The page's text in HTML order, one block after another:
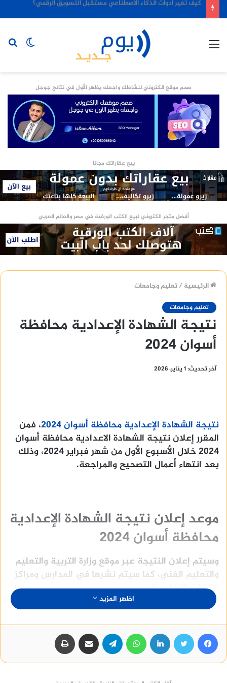
كيف تغير أدوات الذكاء الاصطناعي مستقبل التسويق الرقمي؟
الوضع
صمم موقع الكتروني لنشاطك واجعله يظهر الأول في نتائج جوجل
بيع عقاراتك مجانا
أفضل متجر الكتروني لبيع الكتب الورقية في مصر والعالم العربي
الرئيسية /تعليم وجامعات
تعليم وجامعات
نتيجة الشهادة الإعدادية محافظة
أسوان 2024
آخر تحديث: 1 يناير، 2026
نتيجة الشهادة الإعدادية محافظة أسوان 2024
، فمن
المقرر إعلان نتيجة الشهادة الاعدادية محافظة أسوان
2024 خلال الأسبوع الأول من شهر فبراير 2024، وذلك
بعد انتهاء أعمال التصحيح والمراجعة.
موعد إعلان نتيجة الشهادة الإعدادية
محافظة أسوان 2024
وسيتم إعلان النتيجة عبر موقع وزارة التربية والتعليم
والتعليم الفني، كما سيتم نشرها في المدارس ومراكز
الإدارات التعليمية.
منصة وساطة لبيع العقارات مجانا
اظهر المزيد